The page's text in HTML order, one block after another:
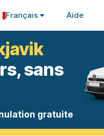
Français Aide
sans
gratuite